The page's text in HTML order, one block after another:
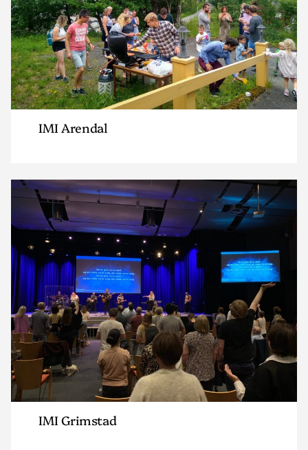
IMI Arendal
IMI Grimstad
Read
article
"IMI
Grimstad"